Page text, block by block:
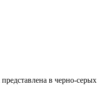
в черно-серых